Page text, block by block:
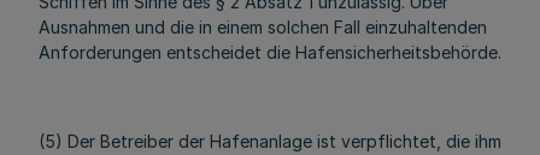
Ausnahmen und die in einem solchen Fall einzuhaltenden
Anforderungen entscheidet die Hafensicherheitsbehörde.
(5) Der Betreiber der Hafenanlage ist verpflichtet, die ihm